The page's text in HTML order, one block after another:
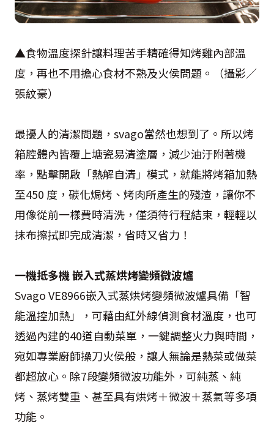
▲食物溫度探針讓料理苦手精確得知烤雞內部溫
度，再也不用擔心食材不熟及火侯問題。（攝影／
張紋豪）
最擾人的清潔問題，svago當然也想到了。所以烤
箱腔體內皆覆上塘瓷易清塗層，減少油汙附著機
率，點擊開啟「熱解自清」模式，就能將烤箱加熱
至450 度，碳化焗烤、烤肉所產生的殘渣，讓你不
用像從前一樣費時清洗，僅須待行程結束，輕輕以
抹布擦拭即完成清潔，省時又省力！
一機抵多機 嵌入式蒸烘烤變頻微波爐
Svago VE8966嵌入式蒸烘烤變頻微波爐具備「智
能溫控加熱」，可藉由紅外線偵測食材溫度，也可
透過內建的40道自動菜單，一鍵調整火力與時間，
宛如專業廚師操刀火侯般，讓人無論是熱菜或做菜
都超放心。除7段變頻微波功能外，可純蒸、純
烤、蒸烤雙重、甚至具有烘烤＋微波＋蒸氣等多項
功能。